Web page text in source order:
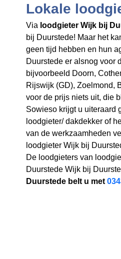
Lokale
Via loodgieter Wijk bij
bij Duurstede! Maar het
geen tijd hebben en hun
Duurstede er alsnog voor
bijvoorbeeld Doorn,
Rijswijk (GD), Zoelmond,
voor de prijs niets uit, die
Sowieso krijgt u uiteraard
loodgieter/ dakdekker of
van de werkzaamheden
loodgieter Wijk bij
De loodgieters van
Duurstede Wijk bij
Duurstede belt u met